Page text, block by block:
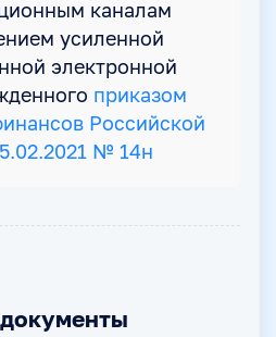
каналам
усиленной
электронной
приказом
Российской
№ 14н